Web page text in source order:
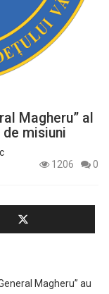
Magheru” al
misiuni
1206
0
Magheru” au